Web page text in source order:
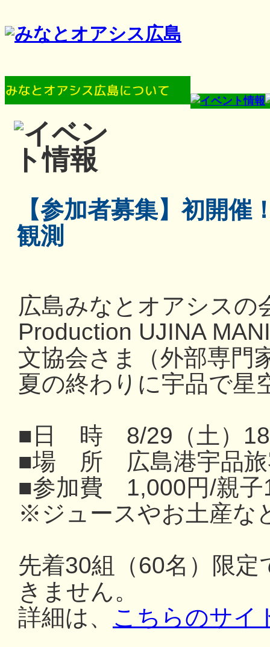
【参加者募集】初開
観測
広島みなとオアシスの
Production UJINA
文協会さま（外部専門
夏の終わりに宇品で星
■日 時 8/29（土）18
■場 所 広島港宇品旅
■参加費 1,000円/親子
※ジュースやお土産な
先着30組（60名）限
きません。
詳細は、 こちらのサイ